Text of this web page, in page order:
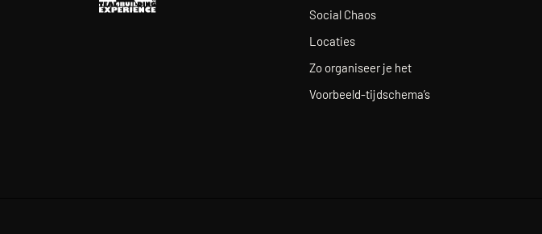
Social Chaos
Locaties
Zo organiseer je het
Voorbeeld-tijdschema’s